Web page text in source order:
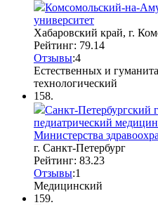
Комсомольский-на-
университет
Хабаровский край, г.
Рейтинг: 79.14
Отзывы:4
Естественных и
технологический
158.
Санкт-Петербургский
педиатрический
Министерства
г. Санкт-Петербург
Рейтинг: 83.23
Отзывы:1
Медицинский
159.